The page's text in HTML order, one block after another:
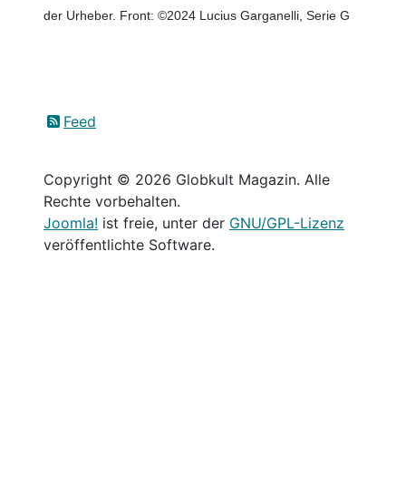
der Urheber. Front: ©2024 Lucius Garganelli, Serie G
Feed
Copyright © 2026 Globkult Magazin. Alle
Rechte vorbehalten.
Joomla! ist freie, unter der GNU/GPL-Lizenz
veröffentlichte Software.